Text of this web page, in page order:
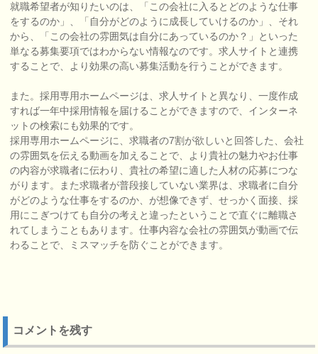
就職希望者が知りたいのは、「この会社に入るとどのような仕事
をするのか」、「自分がどのように成長していけるのか」、それ
から、「この会社の雰囲気は自分にあっているのか？」といった
単なる募集要項ではわからない情報なのです。求人サイトと連携
することで、より効果の高い募集活動を行うことができます。
また。採用専用ホームページは、求人サイトと異なり、一度作成
すれば一年中採用情報を届けることができますので、インターネ
ットの検索にも効果的です。
採用専用ホームページに、求職者の7割が欲しいと回答した、会社
の雰囲気を伝える動画を加えることで、より貴社の魅力やお仕事
の内容が求職者に伝わり、貴社の希望に適した人材の応募につな
がります。また求職者が普段接していない業界は、求職者に自分
がどのような仕事をするのか、が想像できず、せっかく面接、採
用にこぎつけても自分の考えと違ったということで直ぐに離職さ
れてしまうこともあります。仕事内容な会社の雰囲気が動画で伝
わることで、ミスマッチを防ぐことができます。
コメントを残す